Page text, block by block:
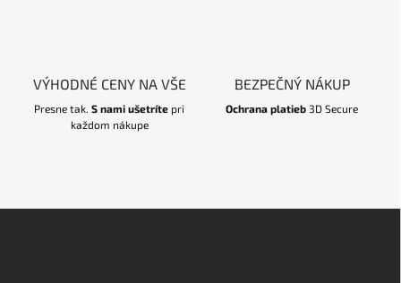
VÝHODNÉ CENY NA VŠE
Presne tak. S nami ušetríte pri
každom nákupe
BEZPEČNÝ NÁKUP
Ochrana platieb 3D Secure